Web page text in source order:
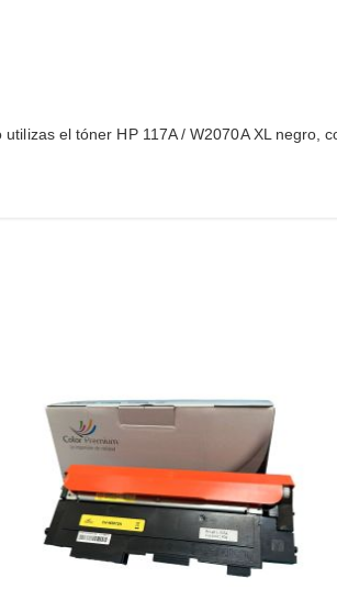
el tóner HP 117A / W2070A XL